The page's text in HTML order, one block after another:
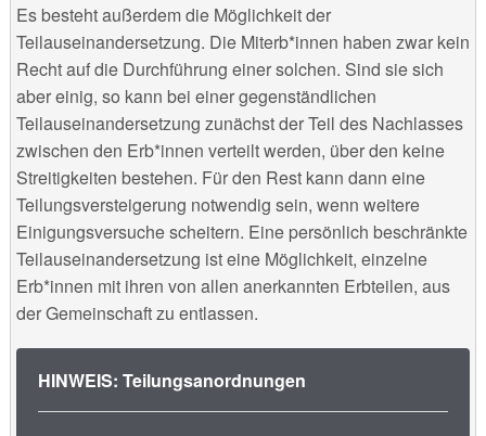
Es besteht außerdem die Möglichkeit der
Teilauseinandersetzung. Die Miterb*innen haben zwar kein
Recht auf die Durchführung einer solchen. Sind sie sich
aber einig, so kann bei einer gegenständlichen
Teilauseinandersetzung zunächst der Teil des Nachlasses
zwischen den Erb*innen verteilt werden, über den keine
Streitigkeiten bestehen. Für den Rest kann dann eine
Teilungsversteigerung notwendig sein, wenn weitere
Einigungsversuche scheitern. Eine persönlich beschränkte
Teilauseinandersetzung ist eine Möglichkeit, einzelne
Erb*innen mit ihren von allen anerkannten Erbteilen, aus
der Gemeinschaft zu entlassen.
HINWEIS: Teilungsanordnungen